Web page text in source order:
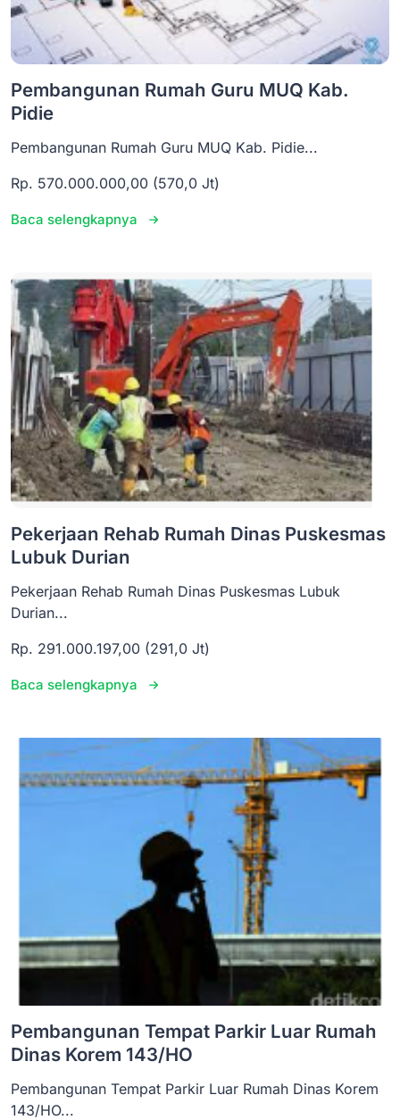
Pembangunan Rumah Guru MUQ Kab.
Pidie
Pembangunan Rumah Guru MUQ Kab. Pidie...
Rp. 570.000.000,00 (570,0 Jt)
Baca selengkapnya
Pekerjaan Rehab Rumah Dinas Puskesmas
Lubuk Durian
Pekerjaan Rehab Rumah Dinas Puskesmas Lubuk
Durian...
Rp. 291.000.197,00 (291,0 Jt)
Baca selengkapnya
Pembangunan Tempat Parkir Luar Rumah
Dinas Korem 143/HO
Pembangunan Tempat Parkir Luar Rumah Dinas Korem
143/HO...